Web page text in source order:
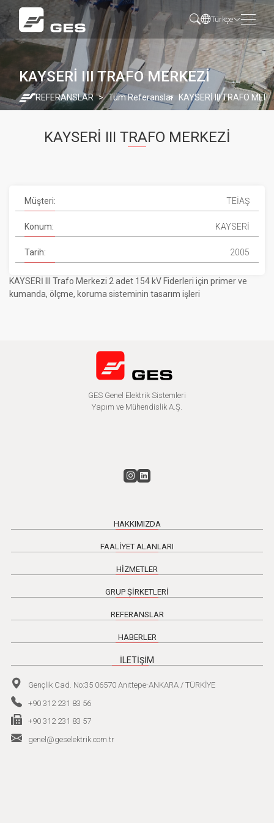
Türkçe
KAYSERİ III TRAFO MERKEZİ
REFERANSLAR Tüm Referanslar KAYSERİ III TRAFO
KAYSERİ III TRAFO MERKEZİ
KAYSERİ III Trafo Merkezi 2 adet 154 kV Fiderleri için primer ve
kumanda, ölçme, koruma sisteminin tasarım işleri
Müşteri: TEİAŞ
Konum: KAYSERİ
Tarih: 2005
GES Genel Elektrik Sistemleri
Yapım ve Mühendislik A.Ş.
HAKKIMIZDA
FAALİYET ALANLARI
HİZMETLER
GRUP ŞİRKETLERİ
REFERANSLAR
HABERLER
İLETİŞİM
Gençlik Cad. No:35 06570 Anıttepe-ANKARA / TÜRKİYE
+90 312 231 83 56
+90 312 231 83 57
genel@geselektrik.com.tr